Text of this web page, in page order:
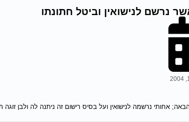
נרשם לנישואין וביטל חתונתו
אחותי נרשמה לנישואין ועל בסיס רישום זה ניתנה לה ולבן זוגה